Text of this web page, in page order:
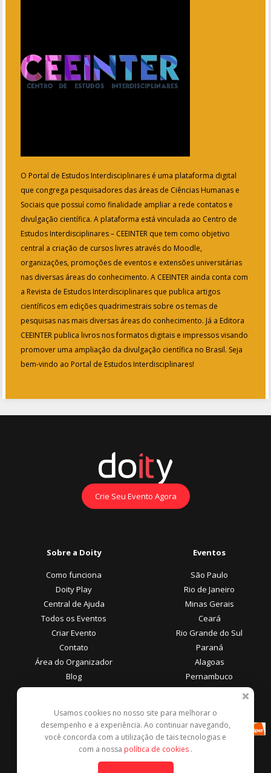
O Portal de Estudos Interdisciplinares é uma plataforma digital
que congrega pesquisadores das áreas de Ciências Humanas e
Sociais que possuí como finalidade ampliar a rede contatos e
divulgação científica. A plataforma está vinculada ao Centro de
Estudos Interdisciplinares – CEEINTER que tem como objetivo
central a criação de cursos livres através do Moodle,
organizações, promoções de eventos e extensões universitárias
nas diversas áreas do conhecimento. A CEEINTER ainda conta com
a Revista de Estudos Interdisciplinares que publica artigos
científicos em edições quadrimestrais sobre os temas de
pesquisas nas mais diversas áreas do conhecimento. Já a Editora
CEEINTER publica livros nos formatos digitais e impressos visando
promover uma ampliação da divulgação científica no Brasil. Seja
bem-vindo ao Portal de Estudos Interdisciplinares!
Crie Seu Evento Agora
Sobre a Doity
Como funciona
Doity Play
Central de Ajuda
Todos os Eventos
Criar Evento
Contato
Área do Organizador
Blog
Eventos
São Paulo
Rio de Janeiro
Minas Gerais
Ceará
Rio Grande do Sul
Paraná
Alagoas
Pernambuco
Área do Participante
Central de Ajuda
Denunciar este evento
Formas de Pagamento
Usamos cookies no nosso site para melhorar o
desempenho e a experiência. Ao continuar navegando,
você concorda com a utilização de tais tecnologias e
com a nossa política de cookies .